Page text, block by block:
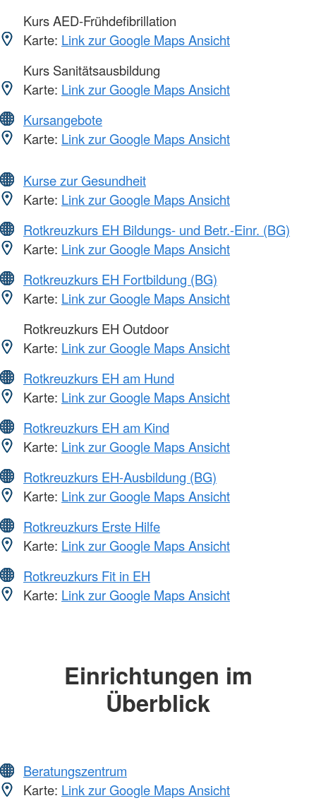
Kurs AED-Frühdefibrillation
Karte: Link zur Google Maps Ansicht
Kurs Sanitätsausbildung
Karte: Link zur Google Maps Ansicht
Kursangebote
Karte: Link zur Google Maps Ansicht
Kurse zur Gesundheit
Karte: Link zur Google Maps Ansicht
Rotkreuzkurs EH Bildungs- und Betr.-Einr. (BG)
Karte: Link zur Google Maps Ansicht
Rotkreuzkurs EH Fortbildung (BG)
Karte: Link zur Google Maps Ansicht
Rotkreuzkurs EH Outdoor
Karte: Link zur Google Maps Ansicht
Rotkreuzkurs EH am Hund
Karte: Link zur Google Maps Ansicht
Rotkreuzkurs EH am Kind
Karte: Link zur Google Maps Ansicht
Rotkreuzkurs EH-Ausbildung (BG)
Karte: Link zur Google Maps Ansicht
Rotkreuzkurs Erste Hilfe
Karte: Link zur Google Maps Ansicht
Rotkreuzkurs Fit in EH
Karte: Link zur Google Maps Ansicht
Einrichtungen im
Überblick
Beratungszentrum
Karte: Link zur Google Maps Ansicht